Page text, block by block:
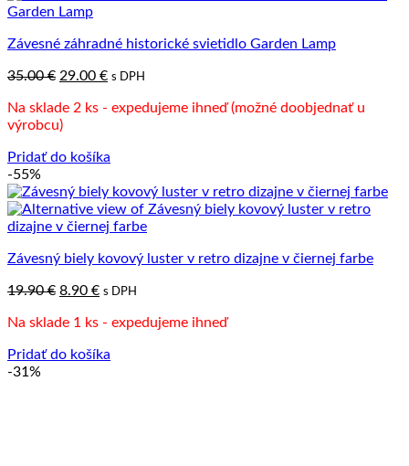
Závesné záhradné historické svietidlo Garden Lamp
35.00€ Pôvodná
bola:
35.00 €.
29.00 €Aktuálna
je:
s DPH
Na sklade 2 ks - expedujeme ihneď (možné doobjednať u
výrobcu)
Pridať do košíka
-55%
Závesný biely kovový luster v retro dizajne v čiernej farbe
19.90€ Pôvodná
bola:
8.90 €Aktuálna
je:
s DPH
Na sklade 1 ks - expedujeme ihneď
Pridať do košíka
-31%